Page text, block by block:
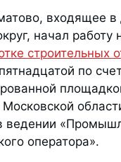
входящее в
начал
строительных
по
Московской
ведении
оператора».